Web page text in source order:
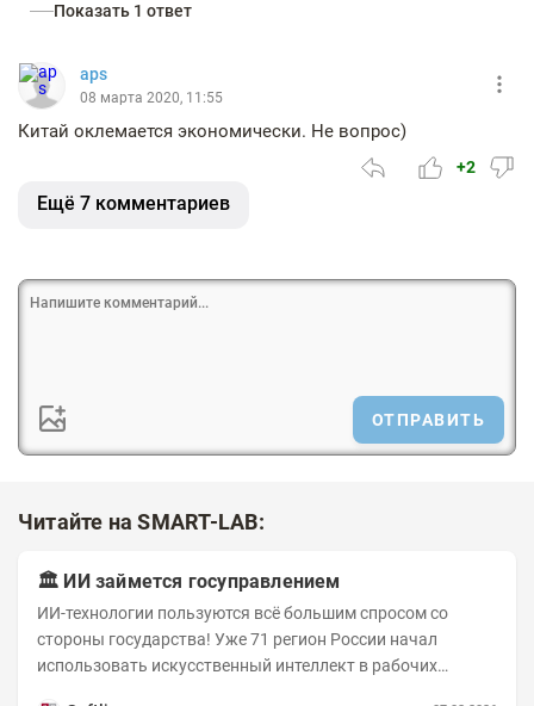
Показать 1 ответ
aps
08 марта 2020, 11:55
Китай оклемается экономически. Не вопрос)
+2
Ещё 7 комментариев
ОТПРАВИТЬ
Читайте на SMART-LAB:
🏛️ ИИ займется госуправлением
ИИ-технологии пользуются всё большим спросом со
стороны государства! Уже 71 регион России начал
использовать искусственный интеллект в рабочих